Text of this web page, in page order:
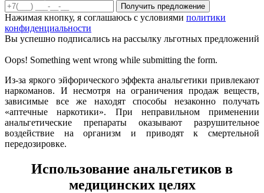
Нажимая кнопку, я соглашаюсь с условиями политики
конфиденциальности
Вы успешно подписались на рассылку льготных предложений
Oops! Something went wrong while submitting the form.
Из-за яркого эйфорического эффекта анальгетики привлекают
наркоманов. И несмотря на ограничения продаж веществ,
зависимые все же находят способы незаконно получать
«аптечные наркотики». При неправильном применении
анальгетические препараты оказывают разрушительное
воздействие на организм и приводят к смертельной
передозировке.
Использование анальгетиков в
медицинских целях